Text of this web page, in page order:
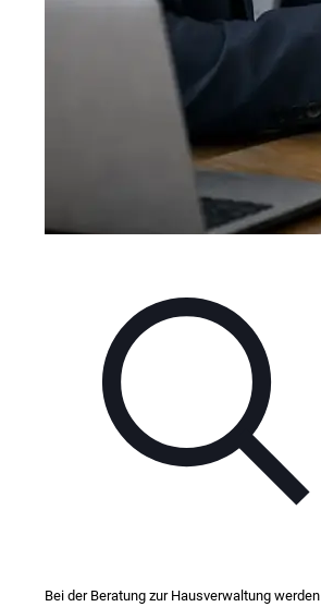
Bei der Beratung zur Hausverwaltung werden